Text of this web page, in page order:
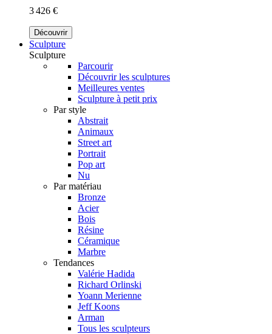
3 426 €
Découvrir
Sculpture
Sculpture
Parcourir
Découvrir les sculptures
Meilleures ventes
Sculpture à petit prix
Par style
Abstrait
Animaux
Street art
Portrait
Pop art
Nu
Par matériau
Bronze
Acier
Bois
Résine
Céramique
Marbre
Tendances
Valérie Hadida
Richard Orlinski
Yoann Merienne
Jeff Koons
Arman
Tous les sculpteurs